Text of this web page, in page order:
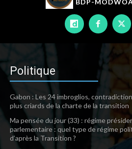
Politique
Gabon : Les 24 imbroglios,
plus criards de la charte de la transition
Ma pensée du jour (33) : régime
parlementaire : quel type de régime
d’après la Transition ?